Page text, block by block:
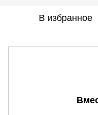
В избранное